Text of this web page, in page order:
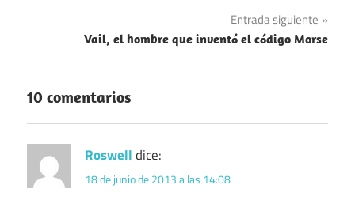
entradas
Entrada siguiente
Vail, el hombre que inventó el código Morse
10 comentarios
Roswelldice:
18 de junio de 2013 a las 14:08